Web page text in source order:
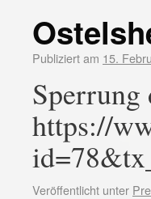
Publiziert am 15.
Sperrung
https://
Veröffentlicht unter